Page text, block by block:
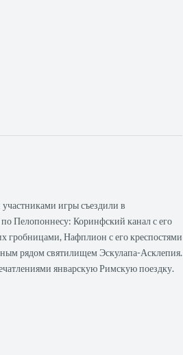
игры съездили в
Пелопоннесу: Коринфский канал с его
гробницами, Нафплион с его креспостями
рядом святилищем Эскулапа-Асклепия.
январскуюРимскую поездку.